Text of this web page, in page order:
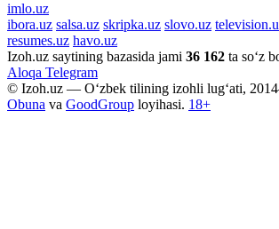
imlo.uz
ibora.uz salsa.uz skripka.uz slovo.uz
resumes.uz havo.uz
Izoh.uz saytining bazasida jami 36 162 ta so‘z
Aloqa Telegram
© Izoh.uz — O‘zbek tilining izohli lug‘ati,
Obuna va GoodGroup loyihasi. 18+